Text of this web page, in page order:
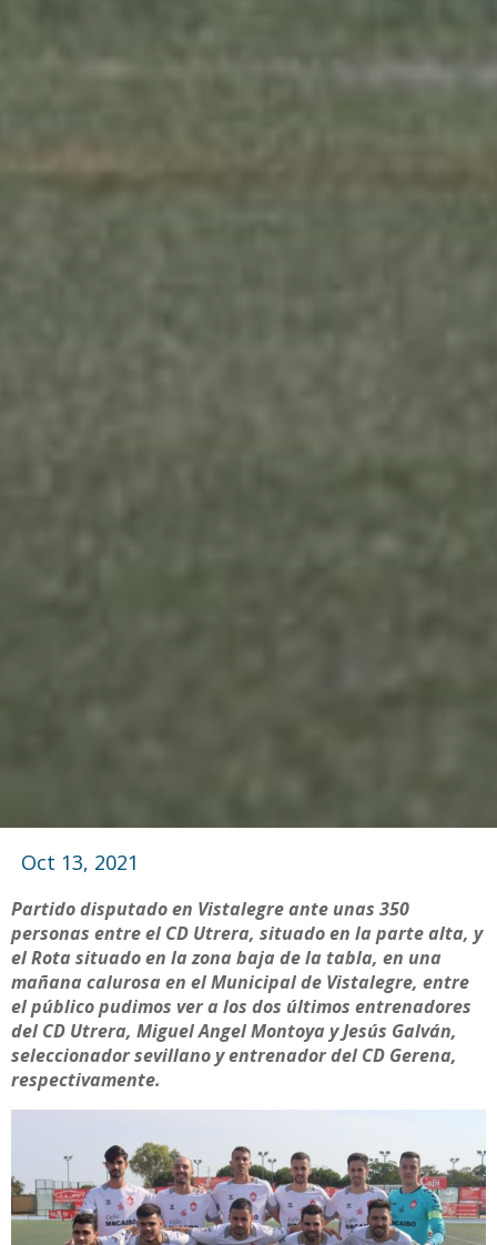
Oct 13, 2021
Partido disputado en Vistalegre ante unas 350
personas entre el CD Utrera, situado en la parte alta, y
el Rota situado en la zona baja de la tabla, en una
mañana calurosa en el Municipal de Vistalegre, entre
el público pudimos ver a los dos últimos entrenadores
del CD Utrera, Miguel Angel Montoya y Jesús Galván,
seleccionador sevillano y entrenador del CD Gerena,
respectivamente.